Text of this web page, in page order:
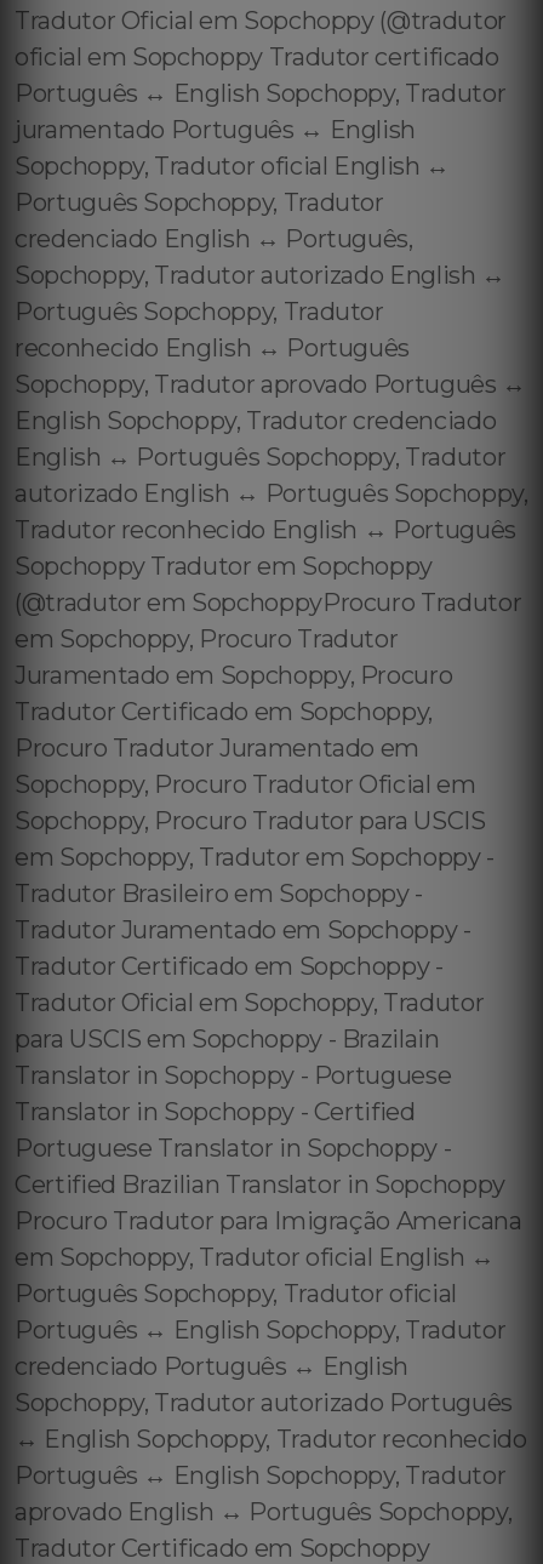
Tradutor Oficial em Sopchoppy (@tradutor
oficial em Sopchoppy Tradutor certificado
Português ↔️ English Sopchoppy, Tradutor
juramentado Português ↔️ English
Sopchoppy, Tradutor oficial English ↔️
Português Sopchoppy, Tradutor
credenciado English ↔️ Português,
Sopchoppy, Tradutor autorizado English ↔️
Português Sopchoppy, Tradutor
reconhecido English ↔️ Português
Sopchoppy, Tradutor aprovado Português ↔️
English Sopchoppy, Tradutor credenciado
English ↔️ Português Sopchoppy, Tradutor
autorizado English ↔️ Português Sopchoppy,
Tradutor reconhecido English ↔️ Português
Sopchoppy Tradutor em Sopchoppy
(@tradutor em SopchoppyProcuro Tradutor
em Sopchoppy, Procuro Tradutor
Juramentado em Sopchoppy, Procuro
Tradutor Certificado em Sopchoppy,
Procuro Tradutor Juramentado em
Sopchoppy, Procuro Tradutor Oficial em
Sopchoppy, Procuro Tradutor para USCIS
em Sopchoppy, Tradutor em Sopchoppy -
Tradutor Brasileiro em Sopchoppy -
Tradutor Juramentado em Sopchoppy -
Tradutor Certificado em Sopchoppy -
Tradutor Oficial em Sopchoppy, Tradutor
para USCIS em Sopchoppy - Brazilain
Translator in Sopchoppy - Portuguese
Translator in Sopchoppy - Certified
Portuguese Translator in Sopchoppy -
Certified Brazilian Translator in Sopchoppy
Procuro Tradutor para Imigração Americana
em Sopchoppy, Tradutor oficial English ↔️
Português Sopchoppy, Tradutor oficial
Português ↔️ English Sopchoppy, Tradutor
credenciado Português ↔️ English
Sopchoppy, Tradutor autorizado Português
↔️ English Sopchoppy, Tradutor reconhecido
Português ↔️ English Sopchoppy, Tradutor
aprovado English ↔️ Português Sopchoppy,
Tradutor Certificado em Sopchoppy